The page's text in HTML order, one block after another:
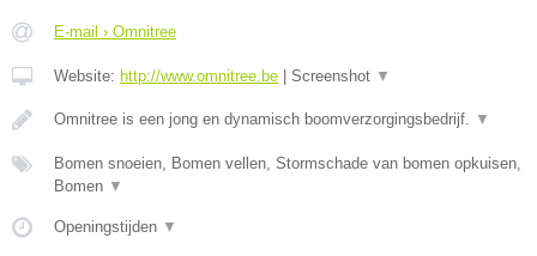
E-mail › Omnitree
Website: http://www.omnitree.be | Screenshot ▼
Omnitree is een jong en dynamisch boomverzorgingsbedrijf. ▼
Bomen snoeien, Bomen vellen, Stormschade van bomen opkuisen,
Bomen ▼
Openingstijden ▼